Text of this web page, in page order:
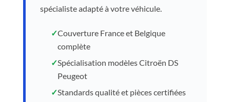
spécialiste adapté à votre véhicule.
✓Couverture France et Belgique
complète
✓Spécialisation modèles Citroën DS
Peugeot
✓Standards qualité et pièces certifiées